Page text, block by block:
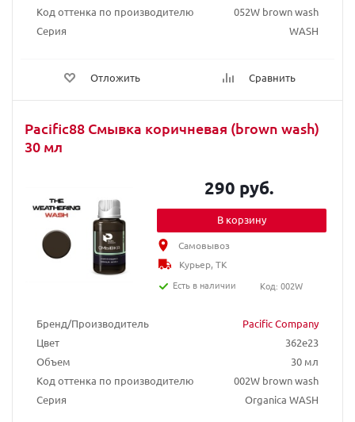
Код оттенка по производителю
052W brown wash
Серия
WASH
Отложить Сравнить
Pacific88 Смывка коричневая (brown wash)
30 мл
Бренд/Производитель
Pacific Company
Цвет
362e23
Объем
30 мл
Код оттенка по производителю
002W brown wash
Серия
Organica WASH
290 руб.
В корзину
Самовывоз
Курьер, ТК
Есть в наличии
Код: 002W